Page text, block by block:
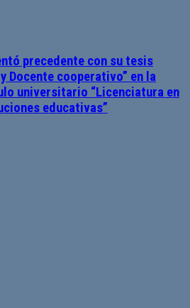
precedente con su tesis
Docente cooperativo” en la
universitario “Licenciatura en
educativas”